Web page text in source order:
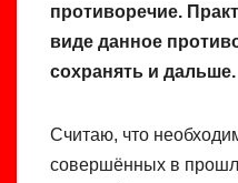
противоречие.
виде данное
сохранять и дальше.
Считаю, что
совершённых в